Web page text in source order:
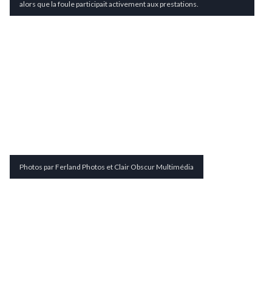
alors que la foule participait activement aux prestations.
Photos par Ferland Photos et Clair Obscur Multimédia